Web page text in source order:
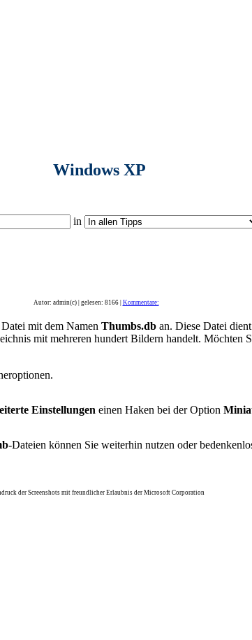
Windows XP
in
Autor: admin(c) | gelesen: 8166 | Kommentare:
mit dem Namen Thumbs.db an. Diese Datei
mit mehreren hundert Bildern handelt. Möchten
Einstellungen einen Haken bei der Option
-Dateien können Sie weiterhin nutzen oder
der Screenshots mit freundlicher Erlaubnis der Microsoft Corporation